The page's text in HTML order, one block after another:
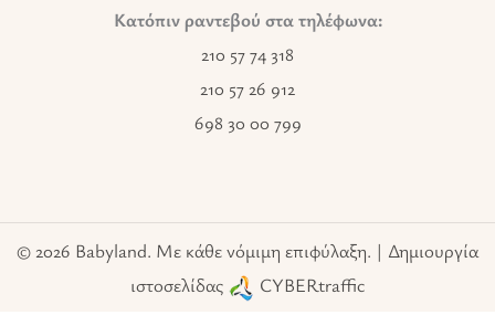
Κατόπιν ραντεβού στα τηλέφωνα:
210 57 74 318
210 57 26 912
698 30 00 799
© 2026 Babyland. Με κάθε νόμιμη επιφύλαξη. | Δημιουργία
ιστοσελίδας
CYBERtraffic